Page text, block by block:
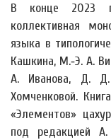
В конце 2023
коллективная
языка в
Кашкина, М.‐Э. А.
А. Иванова, Д.
Хомченковой.
«Элементов»
под редакцией